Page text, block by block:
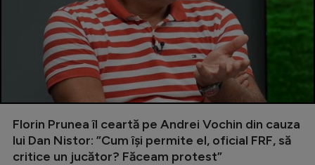
Cupa României
Echipa Națională
U21
Fotbal feminin
Special
Diverse
Florin Prunea îl ceartă pe Andrei Vochin din cauza
lui Dan Nistor: ”Cum își permite el, oficial FRF, să
critice un jucător? Făceam protest”